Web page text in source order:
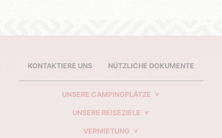
KONTAKTIERE UNS NÜTZLICHE DOKUMENTE
UNSERE CAMPINGPLÄTZE
UNSERE REISEZIELE
VERMIETUNG